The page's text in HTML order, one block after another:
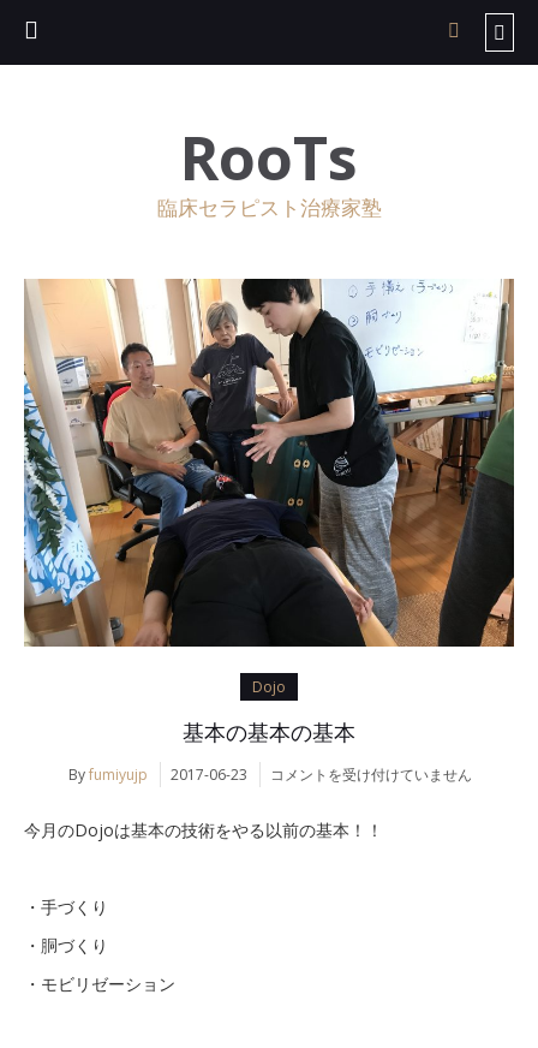
RooTs
臨床セラピスト治療家塾
Dojo
基本の基本の基本
Byfumiyujp 2017-06-23
基
の
基
コメントを受け付けていません
今月のDojoは基本の技術をやる以前の基本！！
・手づくり
・胴づくり
・モビリゼーション